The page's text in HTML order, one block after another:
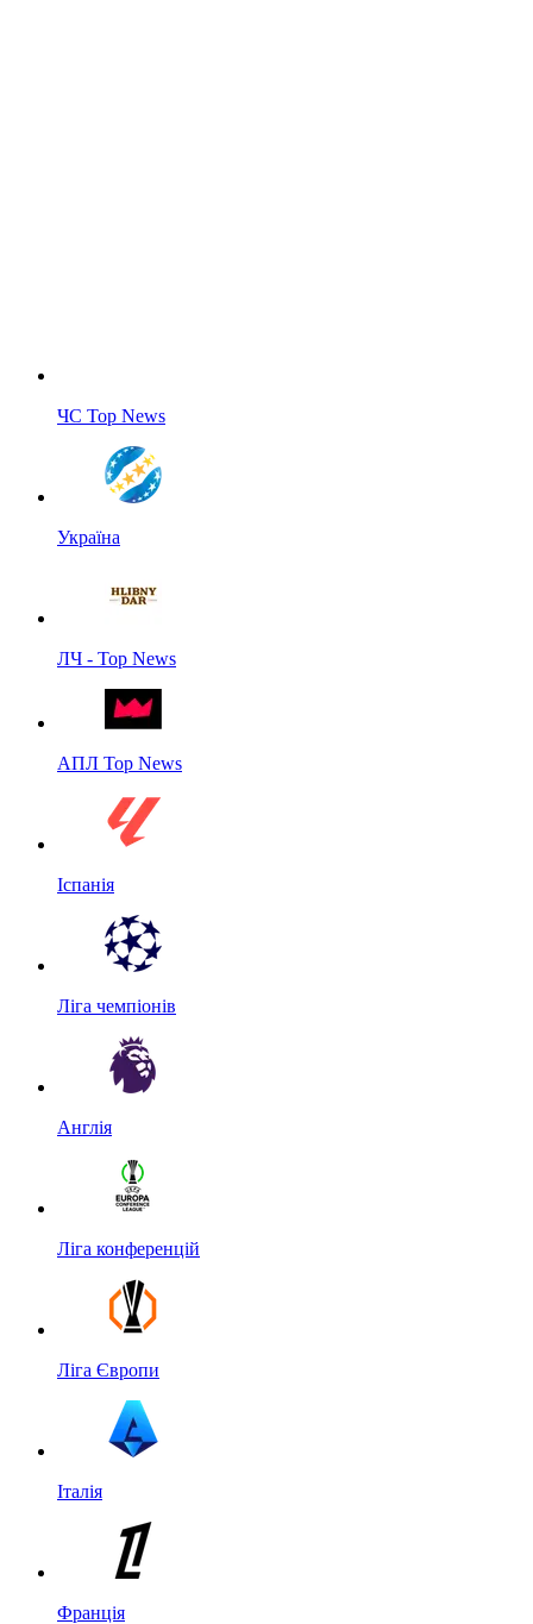
ЧС Top News
Україна
ЛЧ - Top News
АПЛ Top News
Іспанія
Ліга чемпіонів
Англія
Ліга конференцій
Ліга Європи
Італія
Франція